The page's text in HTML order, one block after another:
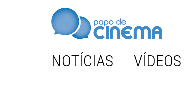
NOTÍCIAS VÍDEOS